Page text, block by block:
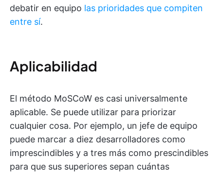
debatir en equipo las prioridades que compiten
entre sí.
Aplicabilidad
El método MoSCoW es casi universalmente
aplicable. Se puede utilizar para priorizar
cualquier cosa. Por ejemplo, un jefe de equipo
puede marcar a diez desarrolladores como
imprescindibles y a tres más como prescindibles
para que sus superiores sepan cuántas